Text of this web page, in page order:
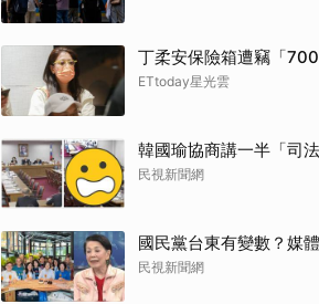
丁柔安保險箱遭竊「
ETtoday星光雲
韓國瑜協商講一半「司
民視新聞網
國民黨台東有變數？媒
民視新聞網